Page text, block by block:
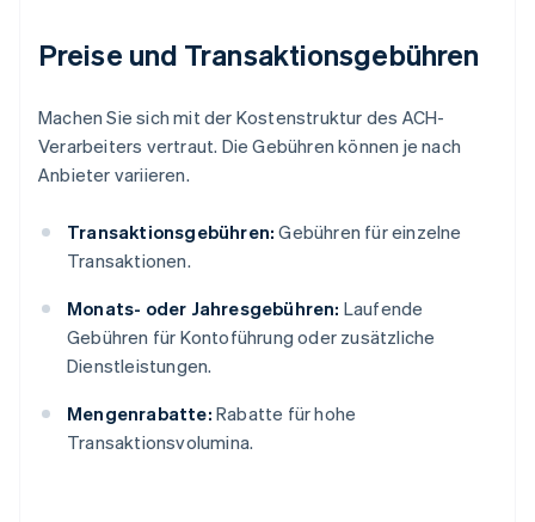
Preise und Transaktionsgebühren
Machen Sie sich mit der Kostenstruktur des ACH-
Verarbeiters vertraut. Die Gebühren können je nach
Anbieter variieren.
Transaktionsgebühren: Gebühren für einzelne
Transaktionen.
Monats- oder Jahresgebühren: Laufende
Gebühren für Kontoführung oder zusätzliche
Dienstleistungen.
Mengenrabatte: Rabatte für hohe
Transaktionsvolumina.